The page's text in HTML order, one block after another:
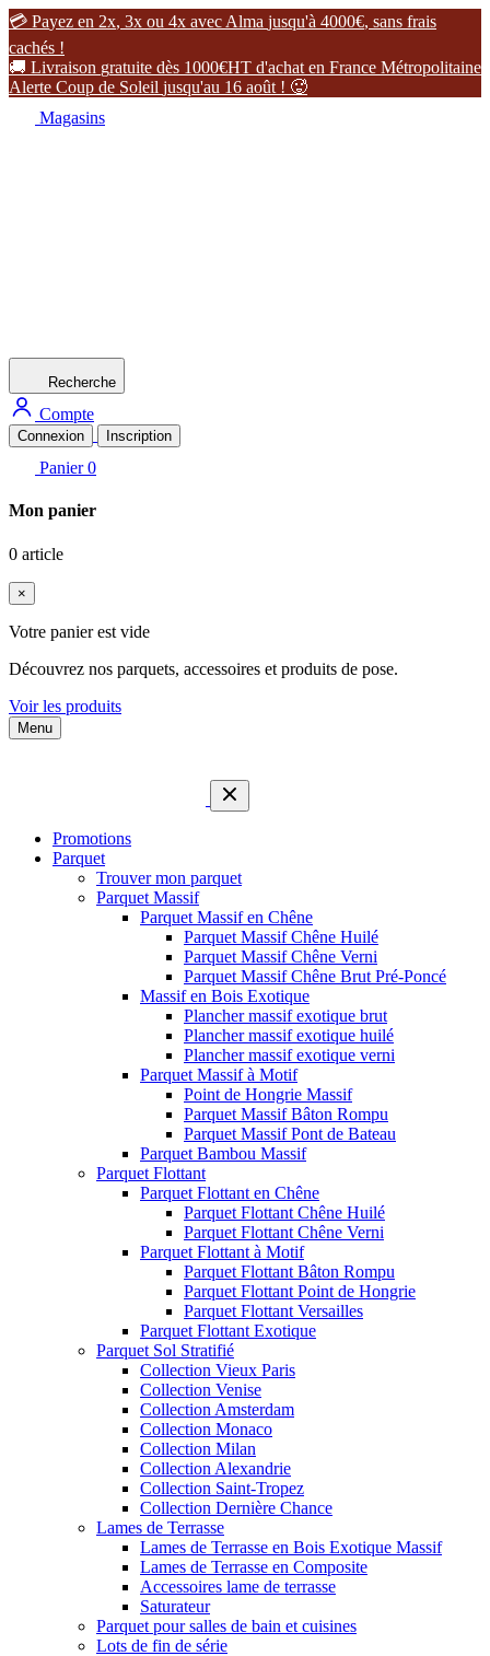
 Payez en 2x, 3x ou 4x avec Alma jusqu'à 4000€, sans frais
cachés !
 Livraison gratuite dès 1000€HT d'achat en France Métropolitaine
Alerte Coup de Soleil jusqu'au 16 août ! 
Magasins
Recherche
Compte
Connexion Inscription
Panier 0
Mon panier
0 article
×
Votre panier est vide
Découvrez nos parquets, accessoires et produits de pose.
Voir les produits
Menu
Promotions
Parquet
Trouver mon parquet
Parquet Massif
Parquet Massif en Chêne
Parquet Massif Chêne Huilé
Parquet Massif Chêne Verni
Parquet Massif Chêne Brut Pré-Poncé
Massif en Bois Exotique
Plancher massif exotique brut
Plancher massif exotique huilé
Plancher massif exotique verni
Parquet Massif à Motif
Point de Hongrie Massif
Parquet Massif Bâton Rompu
Parquet Massif Pont de Bateau
Parquet Bambou Massif
Parquet Flottant
Parquet Flottant en Chêne
Parquet Flottant Chêne Huilé
Parquet Flottant Chêne Verni
Parquet Flottant à Motif
Parquet Flottant Bâton Rompu
Parquet Flottant Point de Hongrie
Parquet Flottant Versailles
Parquet Flottant Exotique
Parquet Sol Stratifié
Collection Vieux Paris
Collection Venise
Collection Amsterdam
Collection Monaco
Collection Milan
Collection Alexandrie
Collection Saint-Tropez
Collection Dernière Chance
Lames de Terrasse
Lames de Terrasse en Bois Exotique Massif
Lames de Terrasse en Composite
Accessoires lame de terrasse
Saturateur
Parquet pour salles de bain et cuisines
Lots de fin de série